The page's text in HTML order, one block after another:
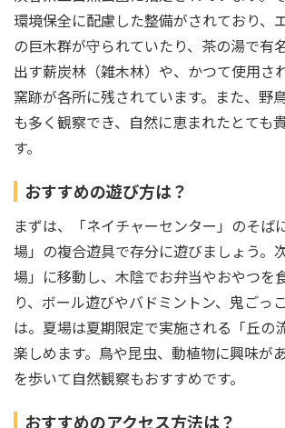
環境保全に配慮した整備がされており、
の巨木群が守られていたり、茶の湯で有
出す薪炭林（雑木林）や、かつて使用さ
窯跡が各所に残されています。また、野
も多く観察でき、自然に恵まれたとても
す。
おすすめの遊び方は？
まずは、「ネイチャーセンター」のそば
場」の複合遊具で存分に遊びましょう。
場」に移動し、木陰でお弁当やおやつを
り、ボール遊びやバドミントン、鬼ごっ
は。夏場は夏期限定で実施される「丘の
楽しめます。鳥や昆虫、動植物に興味が
を歩いて自然観察もおすすめです。
おすすめのアクセス方法は？